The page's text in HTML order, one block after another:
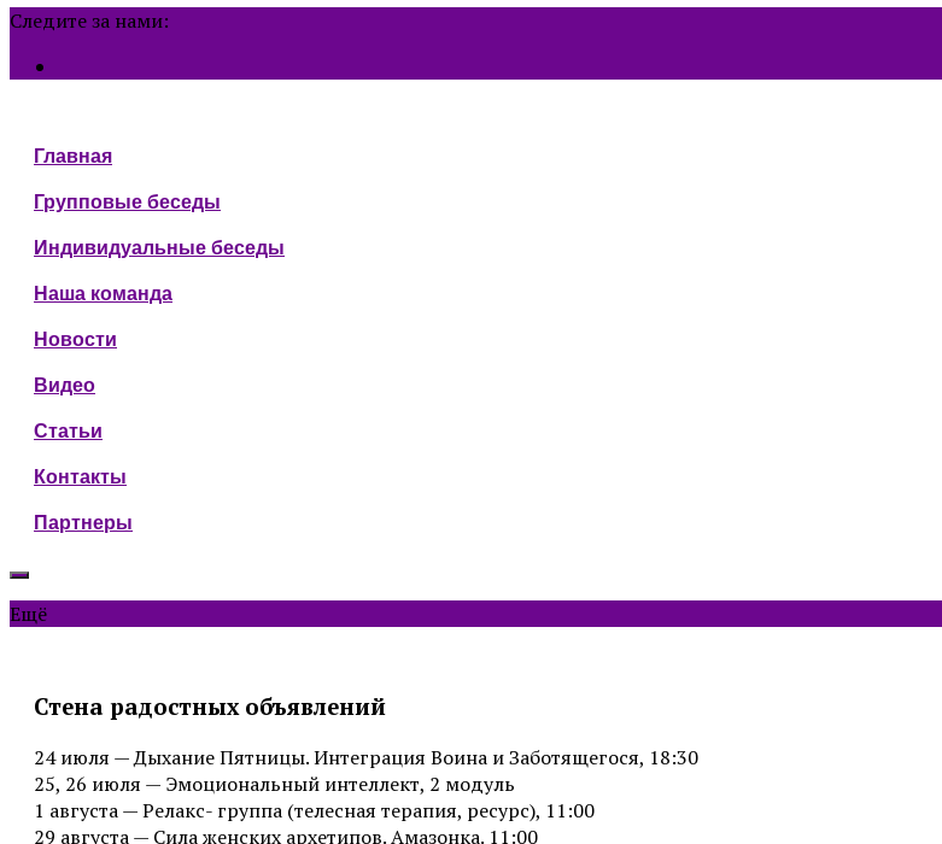
Следите за нами:
Главная
Групповые беседы
Индивидуальные беседы
Наша команда
Новости
Видео
Статьи
Контакты
Партнеры
Ещё
Стена радостных объявлений
24 июля — Дыхание Пятницы. Интеграция Воина и Заботящегося, 18:30
25, 26 июля — Эмоциональный интеллект, 2 модуль
1 августа — Релакс- группа (телесная терапия, ресурс), 11:00
29 августа — Сила женских архетипов. Амазонка. 11:00